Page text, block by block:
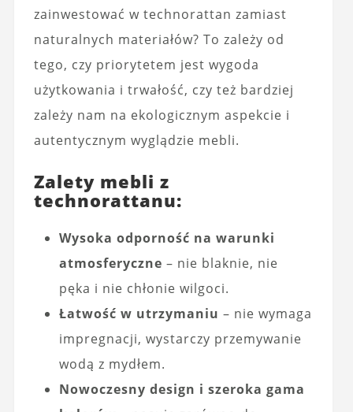
zainwestować w technorattan zamiast
naturalnych materiałów? To zależy od
tego, czy priorytetem jest wygoda
użytkowania i trwałość, czy też bardziej
zależy nam na ekologicznym aspekcie i
autentycznym wyglądzie mebli.
Zalety mebli z
technorattanu:
Wysoka odporność na warunki
atmosferyczne – nie blaknie, nie
pęka i nie chłonie wilgoci.
Łatwość w utrzymaniu – nie wymaga
impregnacji, wystarczy przemywanie
wodą z mydłem.
Nowoczesny design i szeroka gama